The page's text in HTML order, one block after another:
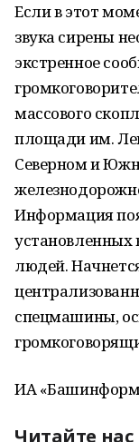
Если в этот
звука сирены
экстренное
массового
площади им.
Северном и
Информация
установленных
людей.
спецмашины,
ИА
Читайте нас